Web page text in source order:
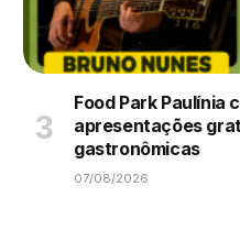
Food Park Paulínia
apresentações
gastronômicas
07/08/2026